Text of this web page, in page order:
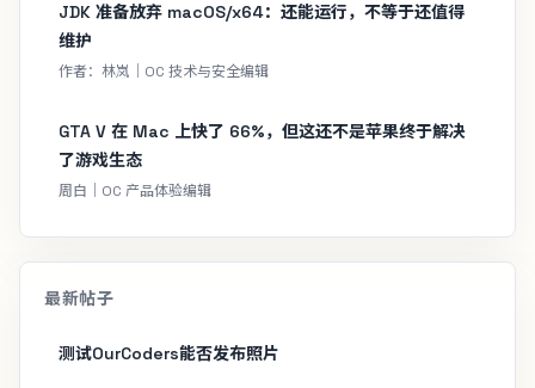
JDK 准备放弃 macOS/x64：还能运行，不等于还值得
维护
作者：林岚｜OC 技术与安全编辑
GTA V 在 Mac 上快了 66%，但这还不是苹果终于解决
了游戏生态
周白｜OC 产品体验编辑
最新帖子
测试OurCoders能否发布照片